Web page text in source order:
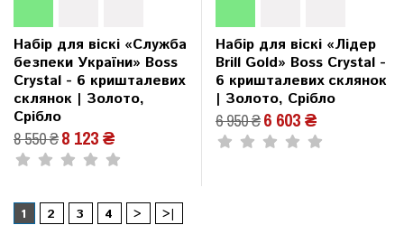
Набір для віскі «Служба
безпеки України» Boss
Crystal - 6 кришталевих
склянок | Золото,
Срібло
8 550 ₴8 123 ₴
Набір для віскі «Лідер
Brill Gold» Boss Crystal -
6 кришталевих склянок
| Золото, Срібло
6 950 ₴6 603 ₴
1 2 3 4 >
>|